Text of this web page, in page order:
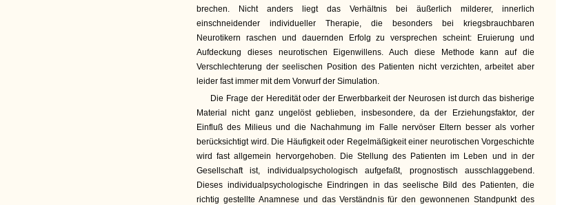
brechen. Nicht anders liegt das Verhältnis bei äußerlich milderer, innerlich
einschneidender individueller Therapie, die besonders bei kriegsbrauchbaren
Neurotikern raschen und dauernden Erfolg zu versprechen scheint: Eruierung und
Aufdeckung dieses neurotischen Eigenwillens. Auch diese Methode kann auf die
Verschlechterung der seelischen Position des Patienten nicht verzichten, arbeitet aber
leider fast immer mit dem Vorwurf der Simulation.
Die Frage der Heredität oder der Erwerbbarkeit der Neurosen ist durch das bisherige
Material nicht ganz ungelöst geblieben, insbesondere, da der Erziehungsfaktor, der
Einfluß des Milieus und die Nachahmung im Falle nervöser Eltern besser als vorher
berücksichtigt wird. Die Häufigkeit oder Regelmäßigkeit einer neurotischen Vorgeschichte
wird fast allgemein hervorgehoben. Die Stellung des Patienten im Leben und in der
Gesellschaft ist, individualpsychologisch aufgefaßt, prognostisch ausschlaggebend.
Dieses individualpsychologische Eindringen in das seelische Bild des Patienten, die
richtig gestellte Anamnese und das Verständnis für den gewonnenen Standpunkt des